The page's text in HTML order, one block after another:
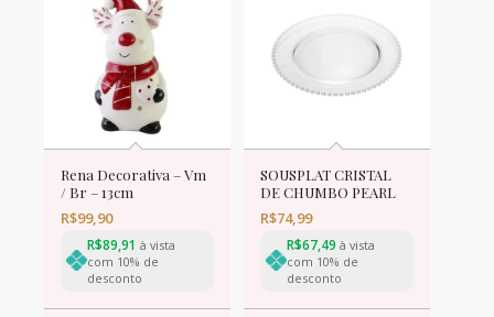
Rena Decorativa – Vm
/ Br – 13cm
R$99,90
R$89,91 à vista
com 10% de
desconto
SOUSPLAT CRISTAL
DE CHUMBO PEARL
32cm
R$74,99
R$67,49 à vista
com 10% de
desconto